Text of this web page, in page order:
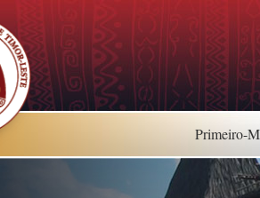
Primeiro-